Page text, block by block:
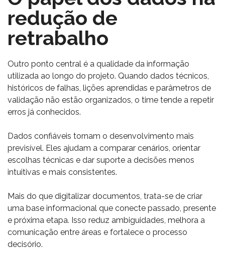
redução de
retrabalho
Outro ponto central é a qualidade da informação
utilizada ao longo do projeto. Quando dados técnicos,
históricos de falhas, lições aprendidas e parâmetros de
validação não estão organizados, o time tende a repetir
erros já conhecidos.
Dados confiáveis tornam o desenvolvimento mais
previsível. Eles ajudam a comparar cenários, orientar
escolhas técnicas e dar suporte a decisões menos
intuitivas e mais consistentes.
Mais do que digitalizar documentos, trata-se de criar
uma base informacional que conecte passado, presente
e próxima etapa. Isso reduz ambiguidades, melhora a
comunicação entre áreas e fortalece o processo
decisório.